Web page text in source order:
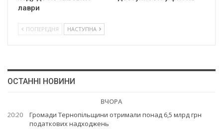
лаври
ПОПЕРЕДНЯ НАСТУПНА
ОСТАННІ НОВИНИ
ВЧОРА
20:20
Громади Тернопільщини отримали понад 6,5 млрд грн
податкових надходжень